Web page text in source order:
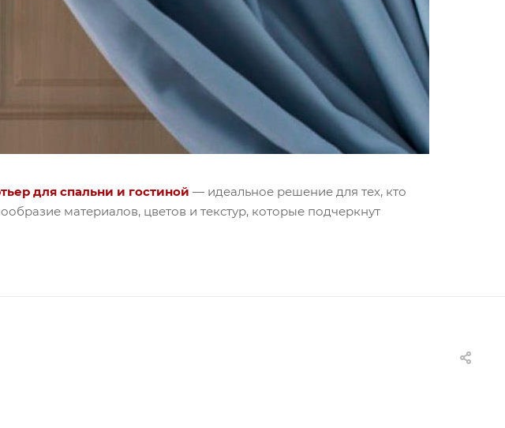
для спальни и гостиной — идеальное решение для тех, кто
материалов, цветов и текстур, которые подчеркнут